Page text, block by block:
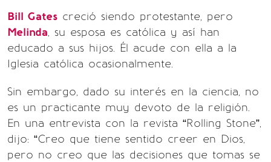
Bill Gates creció siendo protestante, pero
Melinda, su esposa es católica y así han
educado a sus hijos. Él acude con ella a la
Iglesia católica ocasionalmente.
Sin embargo, dado su interés en la ciencia, no
es un practicante muy devoto de la religión.
En una entrevista con la revista “Rolling Stone”,
dijo: “Creo que tiene sentido creer en Dios,
pero no creo que las decisiones que tomas se